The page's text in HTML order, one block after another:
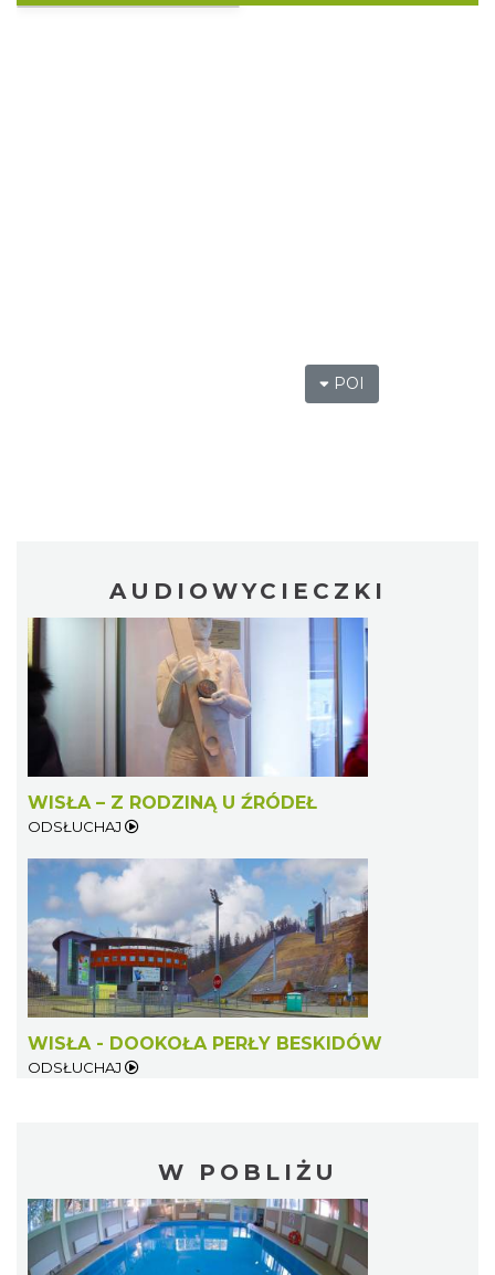
POI
AUDIOWYCIECZKI
WISŁA – Z RODZINĄ U ŹRÓDEŁ
ODSŁUCHAJ
WISŁA - DOOKOŁA PERŁY BESKIDÓW
ODSŁUCHAJ
W POBLIŻU